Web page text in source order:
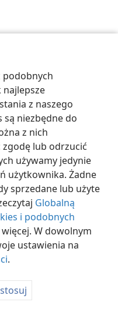
podobnych
najlepsze
z naszego
niezbędne do
z nich
lub odrzucić
używamy jedynie
użytkownika. Żadne
sprzedane lub użyte
Globalną
i podobnych
W dowolnym
ustawienia na
.
Ustawienia
Tract Society of Pennsylvania
Zaloguj